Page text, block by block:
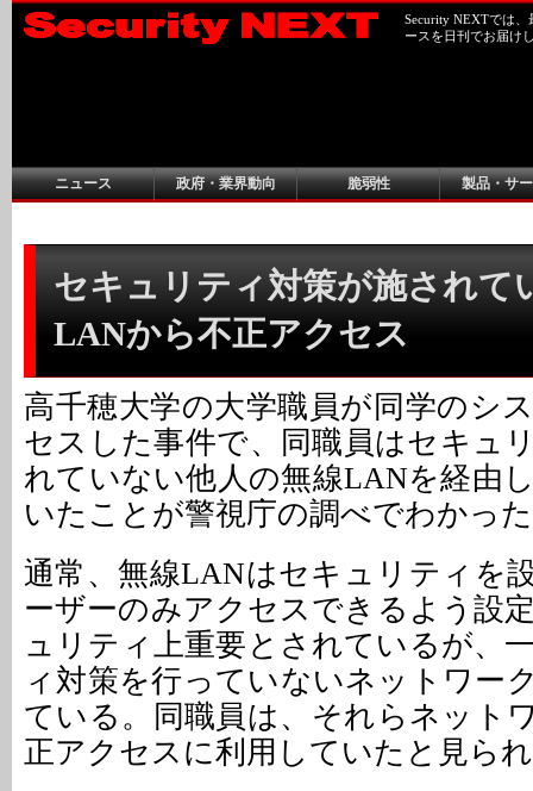
Security NEXTでは
ースを日刊でお届け
ニュース 政府・業界動向 脆弱性 製品・サ
セキュリティ対策が施されて
LANから不正アクセス
高千穂大学の大学職員が同学のシ
セスした事件で、同職員はセキュ
れていない他人の無線LANを経由
いたことが警視庁の調べでわかっ
通常、無線LANはセキュリティを
ーザーのみアクセスできるよう設
ュリティ上重要とされているが、
ィ対策を行っていないネットワー
ている。同職員は、それらネット
正アクセスに利用していたと見ら